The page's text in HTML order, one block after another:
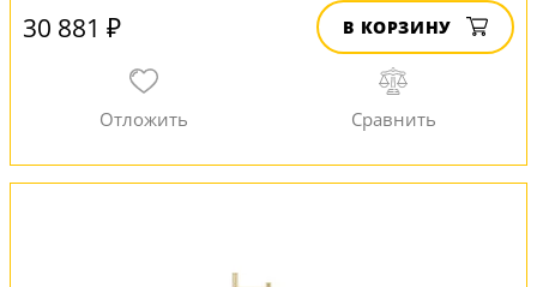
30 881 ₽ В КОРЗИНУ